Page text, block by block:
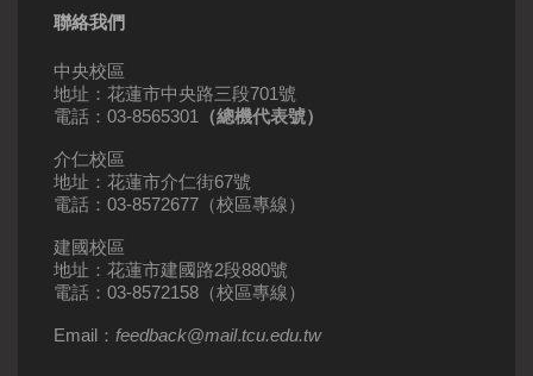
聯絡我們
中央校區
地址：花蓮市中央路三段701號
電話：03-8565301
（總機代表號）
介仁校區
地址：花蓮市介仁街67號
電話：03-8572677（校區專線）
建國校區
地址：花蓮市建國路2段880號
電話：03-8572158（校區專線）
Email： feedback@mail.tcu.edu.tw